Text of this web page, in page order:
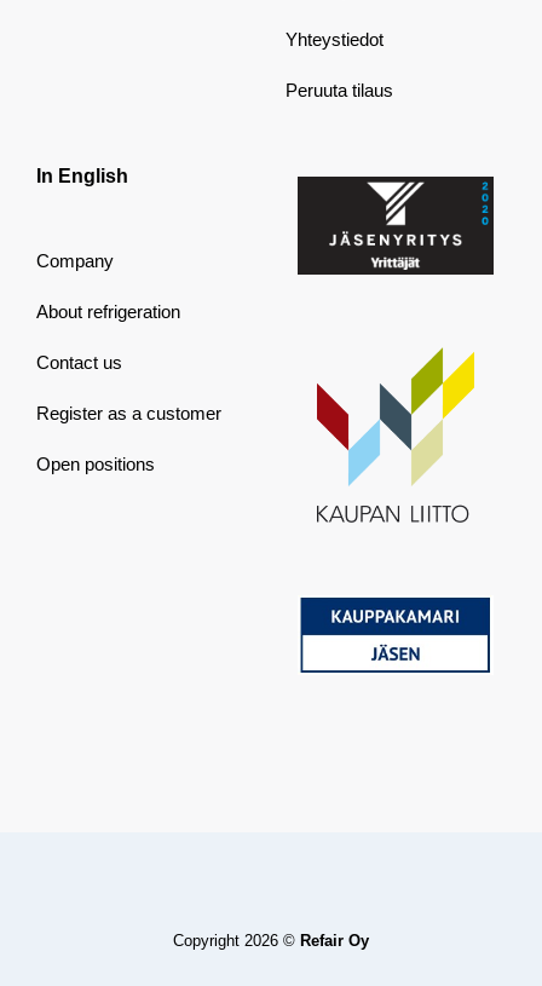
Yhteystiedot
Peruuta tilaus
In English
Company
About refrigeration
Contact us
Register as a customer
Open positions
Copyright 2026 © Refair Oy